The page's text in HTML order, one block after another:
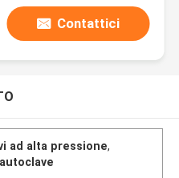
Contattici
ad alta pressione,